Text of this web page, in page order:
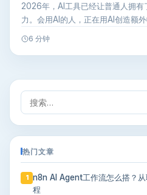
2026年，AI工具已经让普通人拥有
力。会用AI的人，正在用AI创造额
6 分钟
搜
索：
热门文章
1
n8n AI Agent工作流怎么搭？
程